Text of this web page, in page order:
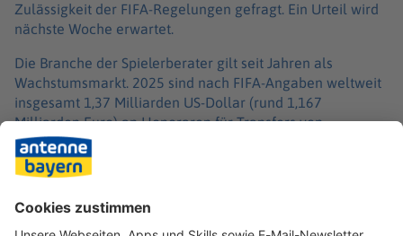
Zulässigkeit der FIFA-Regelungen gefragt. Ein Urteil wird
nächste Woche erwartet.
Die Branche der Spielerberater gilt seit Jahren als
Wachstumsmarkt. 2025 sind nach FIFA-Angaben weltweit
insgesamt 1,37 Milliarden US-Dollar (rund 1,167
Milliarden Euro) an Honoraren für Transfers von
Fußballern geflossen - so viel wie noch nie. In
Deutschland weisen die Finanzkennzahlen der 36
Proficlubs für die Saison 2024/25 erneut eine Erhöhung
der Spielerberaterkosten aus: Gegenüber dem Vorjahr